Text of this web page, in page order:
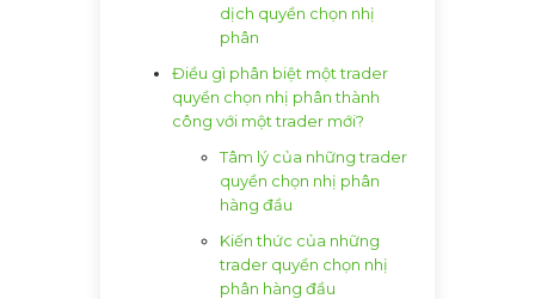
dịch quyền chọn nhị
phân
Điều gì phân biệt một trader
quyền chọn nhị phân thành
công với một trader mới?
Tâm lý của những trader
quyền chọn nhị phân
hàng đầu
Kiến thức của những
trader quyền chọn nhị
phân hàng đầu